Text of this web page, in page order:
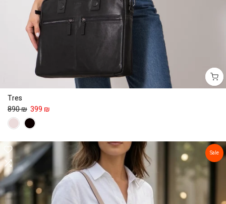
Tres
890 ₪ 399 ₪
Sale